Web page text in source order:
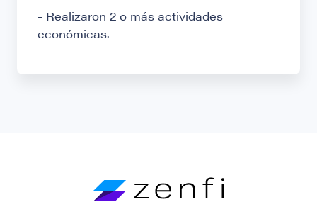
- Realizaron 2 o más actividades
económicas.